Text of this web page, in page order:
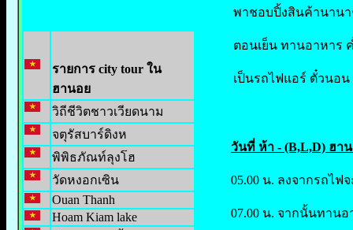
รายการ city tour ใน
ฮานอย
วิถีชีวิตชาวเวียดนาม
จตุรัสบาร์ดิงห
พิพิธภัณท์ลุงโฮ
วัดหงอกเซิน
Ouan Thanh
Hoam Kiam lake
พาชอบปิ้งสินค้านาน
ตอนเย็น ทานอาหาร
เป็นรถไฟแอร์ ตั๋วนอ
วันที่ ห้า - (B,L,D) ฮา
05.00 น. ลงจากรถไฟ
07.00 น. จากนั้นทาน